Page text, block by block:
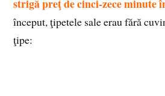
strigă preţ de cinci-zece minute
început, ţipetele sale erau fără
ţipe: